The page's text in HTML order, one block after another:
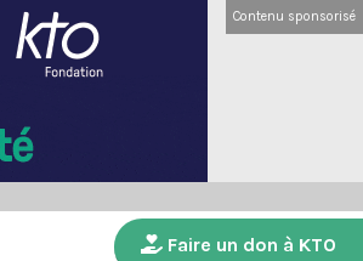
Contenu sponsorisé
Faire un don à KTO